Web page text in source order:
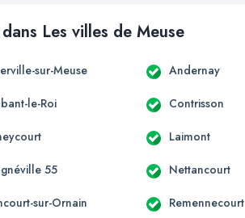
Les villes de Meuse
sur-Meuse Andernay
le-Roi Contrisson
Laimont
55 Nettancourt
sur-Ornain Remennecourt